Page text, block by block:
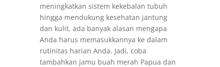
meningkatkan sistem kekebalan tubuh
hingga mendukung kesehatan jantung
dan kulit, ada banyak alasan mengapa
Anda harus memasukkannya ke dalam
rutinitas harian Anda. Jadi, coba
tambahkan jamu buah merah Papua dan